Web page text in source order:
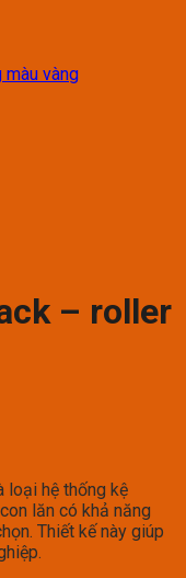
màu vàng
– roller
loại hệ thống kệ
lăn có khả năng
Thiết kế này giúp